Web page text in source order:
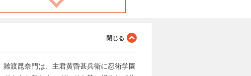
渡昆奈門は、主君黄昏甚兵衛に忍術学園